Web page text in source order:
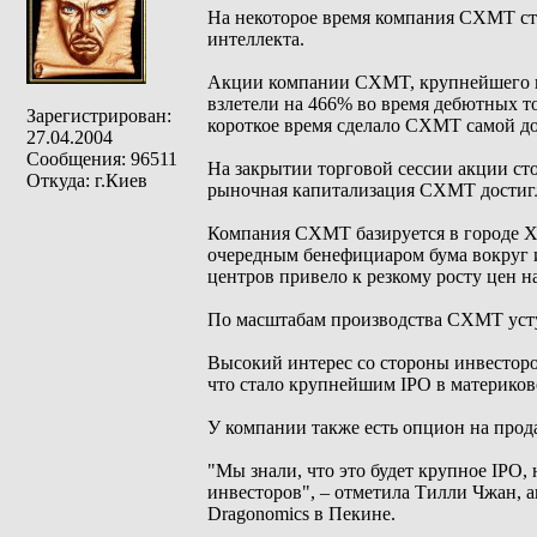
Зарегистрирован:
27.04.2004
Сообщения: 96511
Откуда: г.Киев
На некоторое время компания CXMT
интеллекта.
Акции компании CXMT, крупнейшего
взлетели на 466% во время дебютных
короткое время сделало CXMT самой
На закрытии торговой сессии акции
рыночная капитализация CXMT
Компания CXMT базируется в городе
очередным бенефициаром бума вокруг
центров привело к резкому росту цен
По масштабам производства CXMT
Высокий интерес со стороны
что стало крупнейшим IPO в
У компании также есть опцион на
"Мы знали, что это будет крупное IPO,
инвесторов", – отметила Тилли Чжан,
Dragonomics в Пекине.